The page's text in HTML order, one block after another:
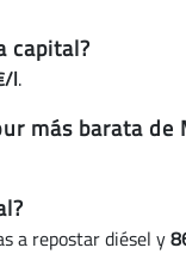
capital?
l.
más barata de
a repostar diésel y